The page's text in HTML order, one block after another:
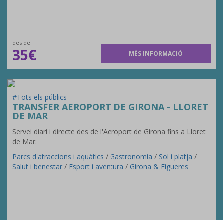
des de
35€ MÉS INFORMACIÓ
#Tots els públics
TRANSFER AEROPORT DE GIRONA - LLORET
DE MAR
Servei diari i directe des de l'Aeroport de Girona fins a Lloret
de Mar.
Parcs d'atraccions i aquàtics / Gastronomia / Sol i platja /
Salut i benestar / Esport i aventura / Girona & Figueres